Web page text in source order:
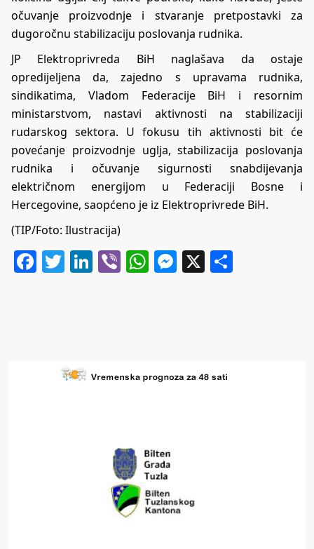
očuvanje proizvodnje i stvaranje pretpostavki za
dugoročnu stabilizaciju poslovanja rudnika.
JP Elektroprivreda BiH naglašava da ostaje
opredijeljena da, zajedno s upravama rudnika,
sindikatima, Vladom Federacije BiH i resornim
ministarstvom, nastavi aktivnosti na stabilizaciji
rudarskog sektora. U fokusu tih aktivnosti bit će
povećanje proizvodnje uglja, stabilizacija poslovanja
rudnika i očuvanje sigurnosti snabdijevanja
električnom energijom u Federaciji Bosne i
Hercegovine, saopćeno je iz Elektroprivrede BiH.
(TIP/Foto: Ilustracija)
Facebook
Twitter
LinkedIn
ViberWhatsApp
Messenger
X